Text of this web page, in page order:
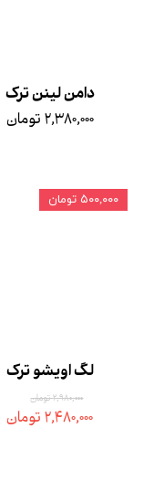
دامن لینن ترک
۲,۳۸۰,۰۰۰ تومان
لگ اویشو ترک
۲,۹۸۰,۰۰۰ تومان
۲,۴۸۰,۰۰۰ تومان
۵۰۰,۰۰۰ تومان